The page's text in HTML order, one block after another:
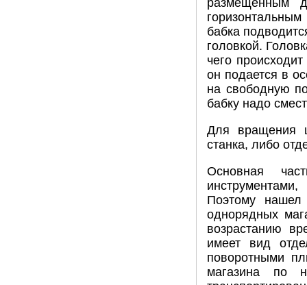
размещенным
бабка
головкой.
чего
он подается в
на свободную
бабку надо
Для вращения
станка, либо
Основная
Поэтому нашел
однорядных
возрастанию
имеет вид
поворотными
магазина по